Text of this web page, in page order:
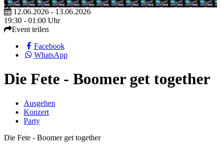
12.06.2026 - 13.06.2026
19:30 - 01:00 Uhr
Event teilen
Facebook
WhatsApp
Die Fete - Boomer get together
Ausgehen
Konzert
Party
Die Fete - Boomer get together